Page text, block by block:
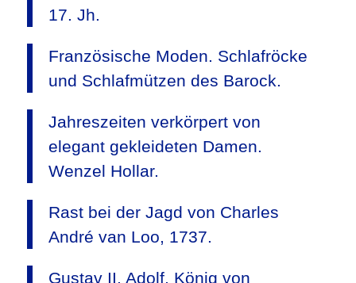
17. Jh.
Französische Moden. Schlafröcke
und Schlafmützen des Barock.
Jahreszeiten verkörpert von
elegant gekleideten Damen.
Wenzel Hollar.
Rast bei der Jagd von Charles
André van Loo, 1737.
Gustav II. Adolf, König von